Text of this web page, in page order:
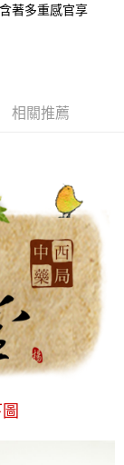
著多重感官享
相關推薦